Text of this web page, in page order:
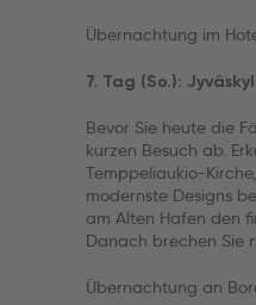
Übernachtung im
7. Tag (So.):
Bevor Sie heute die
kurzen Besuch ab.
Temppeliaukio-
modernste Designs
am Alten Hafen den
Danach brechen Sie
Übernachtung an